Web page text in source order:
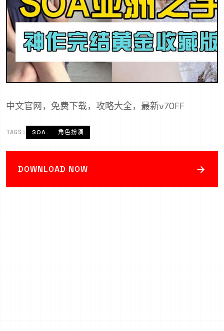
中文官网，免费下载，攻略大全，最新v70FF
TAGS: SOA 角色扮演
DOWNLOAD NOW →